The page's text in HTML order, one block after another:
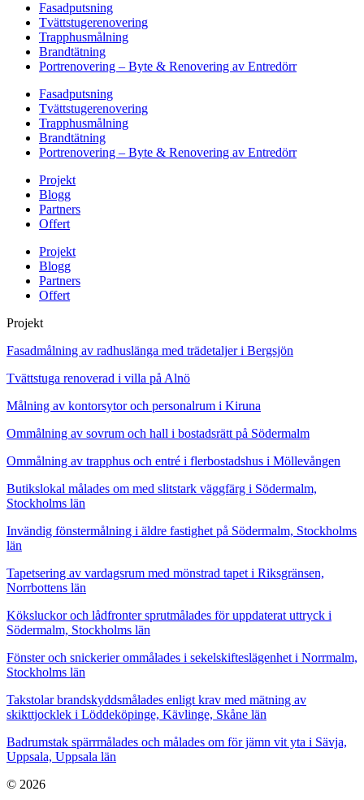
Fasadputsning
Tvättstugerenovering
Trapphusmålning
Brandtätning
Portrenovering – Byte & Renovering av Entredörr
Fasadputsning
Tvättstugerenovering
Trapphusmålning
Brandtätning
Portrenovering – Byte & Renovering av Entredörr
Projekt
Blogg
Partners
Offert
Projekt
Blogg
Partners
Offert
Projekt
Fasadmålning av radhuslänga med trädetaljer i Bergsjön
Tvättstuga renoverad i villa på Alnö
Målning av kontorsytor och personalrum i Kiruna
Ommålning av sovrum och hall i bostadsrätt på Södermalm
Ommålning av trapphus och entré i flerbostadshus i Möllevången
Butikslokal målades om med slitstark väggfärg i Södermalm,
Stockholms län
Invändig fönstermålning i äldre fastighet på Södermalm, Stockholms
län
Tapetsering av vardagsrum med mönstrad tapet i Riksgränsen,
Norrbottens län
Köksluckor och lådfronter sprutmålades för uppdaterat uttryck i
Södermalm, Stockholms län
Fönster och snickerier ommålades i sekelskifteslägenhet i Norrmalm,
Stockholms län
Takstolar brandskyddsmålades enligt krav med mätning av
skikttjocklek i Löddeköpinge, Kävlinge, Skåne län
Badrumstak spärrmålades och målades om för jämn vit yta i Sävja,
Uppsala, Uppsala län
© 2026